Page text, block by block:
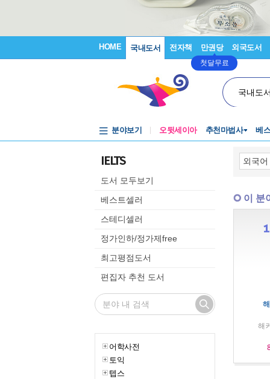
HOME 국내도서 전자책 만권당
첫달무료
외국도서
국내도
분야보기 오뒷세이아 추천마법사 베
IELTS
도서 모두보기
베스트셀러
스테디셀러
정가인하/정가제free
최고평점도서
편집자 추천 도서
어학사전
토익
텝스
이 분
해